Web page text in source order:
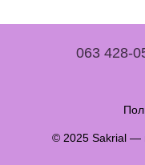
063 428-
© 2025 Sakrial —